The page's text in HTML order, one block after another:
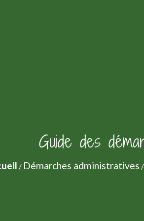
Guide des
/ Démarches administratives /